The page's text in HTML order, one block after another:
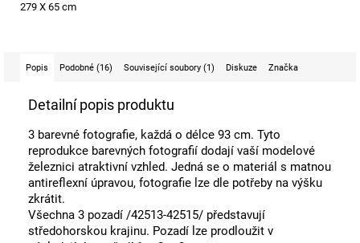
279 X 65 cm
Popis Podobné (16) Související soubory (1) Diskuze Značka
Detailní popis produktu
3 barevné fotografie, každá o délce 93 cm. Tyto
reprodukce barevných fotografií dodají vaší modelové
železnici atraktivní vzhled. Jedná se o materiál s matnou
antireflexní úpravou, fotografie lze dle potřeby na výšku
zkrátit.
Všechna 3 pozadí /42513-42515/ představují
středohorskou krajinu. Pozadí lze prodloužit v